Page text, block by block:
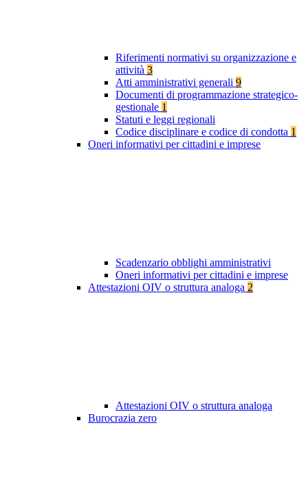
Riferimenti normativi su organizzazione e
attività 3
Atti amministrativi generali 9
Documenti di programmazione strategico-
gestionale 1
Statuti e leggi regionali
Codice disciplinare e codice di condotta 1
Oneri informativi per cittadini e imprese
Scadenzario obblighi amministrativi
Oneri informativi per cittadini e imprese
Attestazioni OIV o struttura analoga 2
Attestazioni OIV o struttura analoga
Burocrazia zero